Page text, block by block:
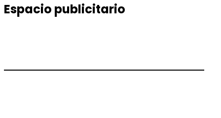
Espacio publicitario